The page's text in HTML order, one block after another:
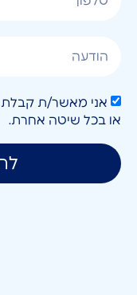
או בכל שיטה אחרת.